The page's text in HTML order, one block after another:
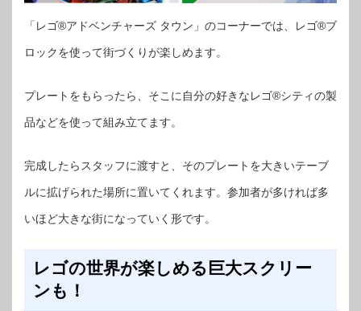
「レゴ®アドベンチャーズ タウン」のコーナーでは、レゴ®ブ
ロックを使って街づくりが楽しめます。
プレートをもらったら、そこに自分の好きなレゴ®シティの製
品などを使って組み立てます。
完成したらスタッフに渡すと、そのプレートを大きいテーブ
ルに拡げられた場所に置いてくれます。参加者が多ければ多
いほど大きな街になっていく形です。
レゴの世界が楽しめる巨大スクリー
ンも！